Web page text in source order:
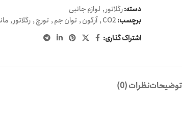
دسته:رگلاتور, لوازم جانبی
برچسب:CO2
, آرگون, توان جم, تورچ, رگلاتور,
اشتراک گذاری:
توضیحاتنظرات (0)